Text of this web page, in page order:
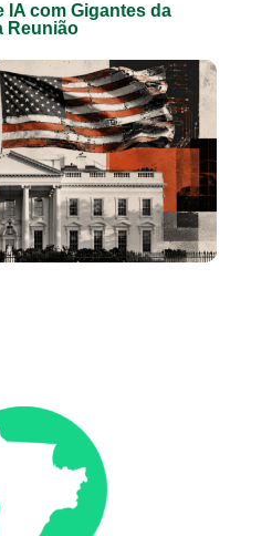
IA com Gigantes da
Reunião